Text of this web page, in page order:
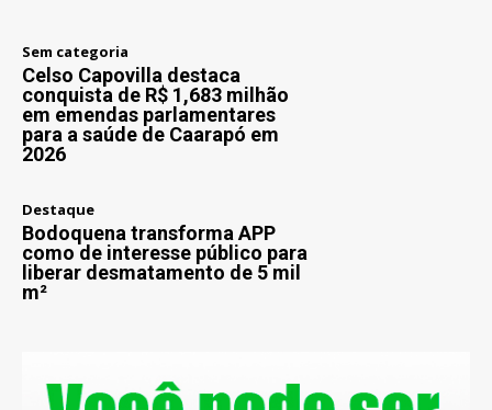
Sem categoria
Celso Capovilla destaca
conquista de R$ 1,683 milhão
em emendas parlamentares
para a saúde de Caarapó em
2026
Destaque
Bodoquena transforma APP
como de interesse público para
liberar desmatamento de 5 mil
m²